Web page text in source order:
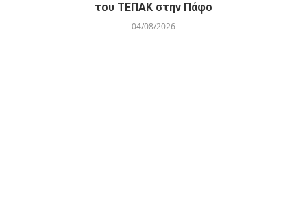
του ΤΕΠΑΚ στην Πάφο
04/08/2026